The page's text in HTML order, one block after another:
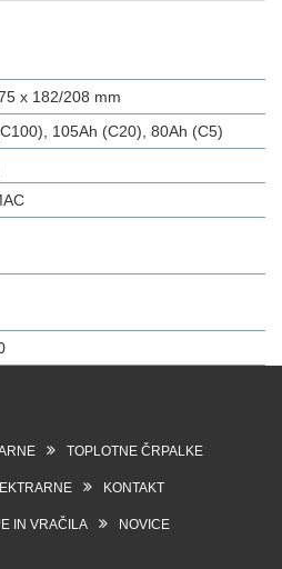
x 182/208 mm
105Ah (C20), 80Ah (C5)
TOPLOTNE ČRPALKE
KONTAKT
IN VRAČILA NOVICE